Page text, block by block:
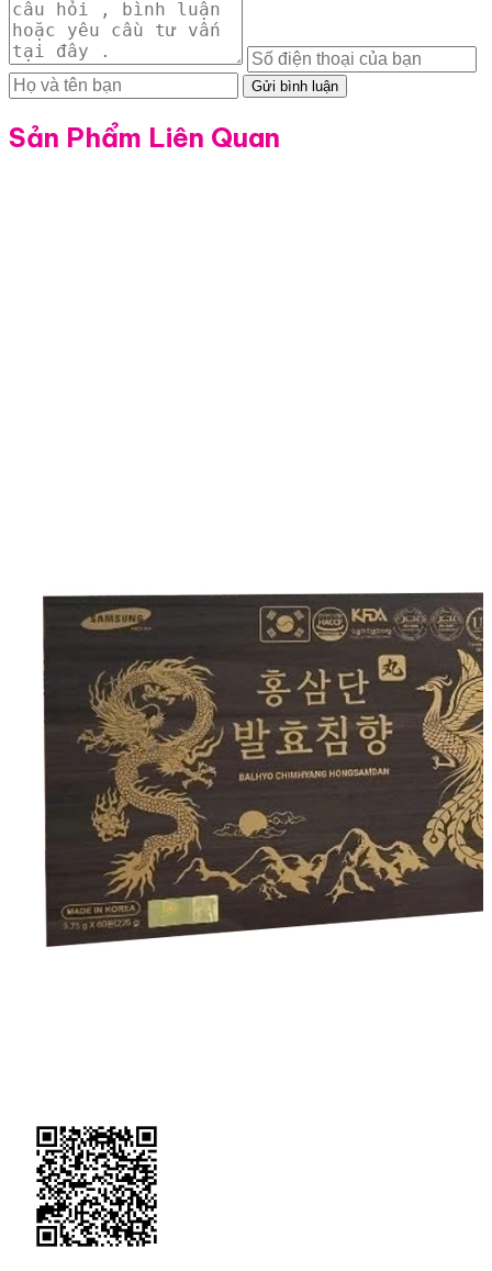
Gửi bình luận
Sản Phẩm Liên Quan